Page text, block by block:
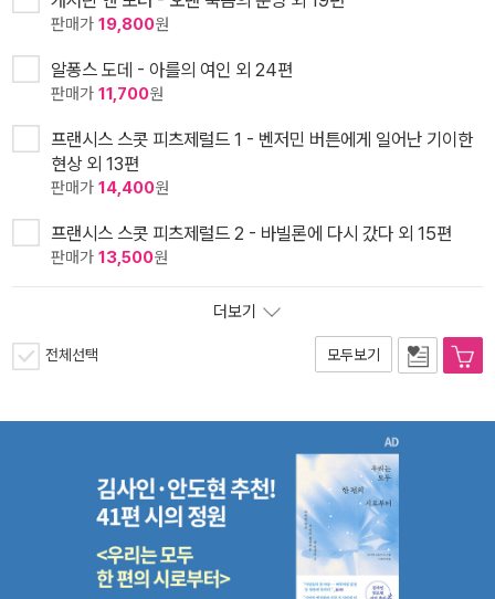
판매가 19,800원
알퐁스 도데 - 아를의 여인 외 24편
판매가 11,700원
프랜시스 스콧 피츠제럴드 1 - 벤저민 버튼에게 일어난 기이한
현상 외 13편
판매가 14,400원
프랜시스 스콧 피츠제럴드 2 - 바빌론에 다시 갔다 외 15편
판매가 13,500원
더보기
전체선택 모두보기